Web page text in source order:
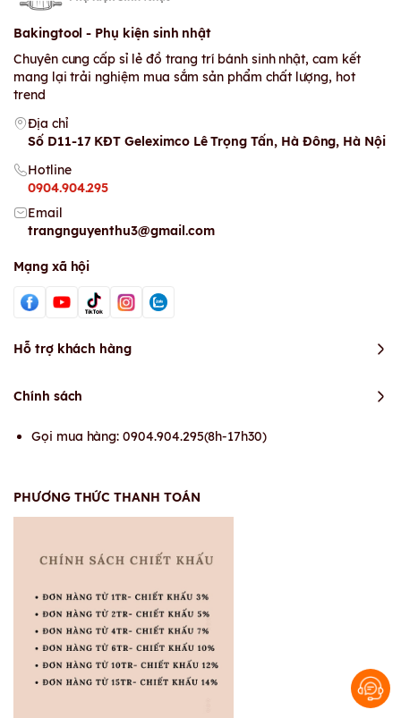
Bakingtool - Phụ kiện sinh nhật
Chuyên cung cấp sỉ lẻ đồ trang trí bánh sinh nhật, cam kết
mang lại trải nghiệm mua sắm sản phẩm chất lượng, hot
trend
Địa chỉ
Số D11-17 KĐT Geleximco Lê Trọng Tấn, Hà Đông, Hà Nội
Hotline
0904.904.295
Email
trangnguyenthu3@gmail.com
Mạng xã hội
Hỗ trợ khách hàng
Chính sách
Gọi mua hàng: 0904.904.295(8h-17h30)
PHƯƠNG THỨC THANH TOÁN